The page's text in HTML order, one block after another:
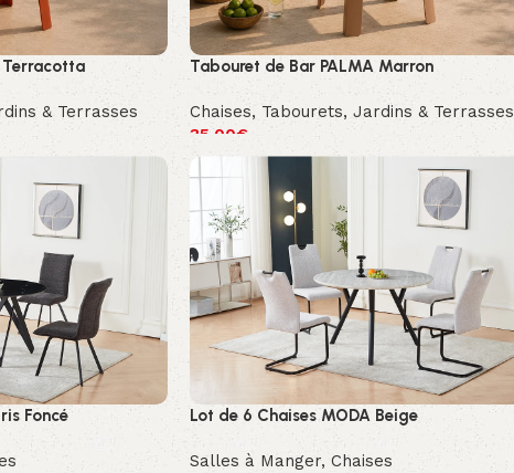
Terracotta
& Terrasses
Tabouret de Bar PALMA Marron
Chaises, Tabourets, Jardins & Terrasses
35.00€
Foncé Lot de 6 Chaises MODA Beige
Salles à Manger, Chaises